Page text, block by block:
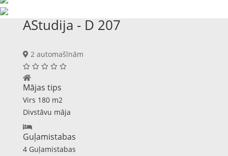
AStudija - D 207
2 automašīnām
Mājas tips
Virs 180 m2
Divstāvu māja
Guļamistabas
4 Guļamistabas